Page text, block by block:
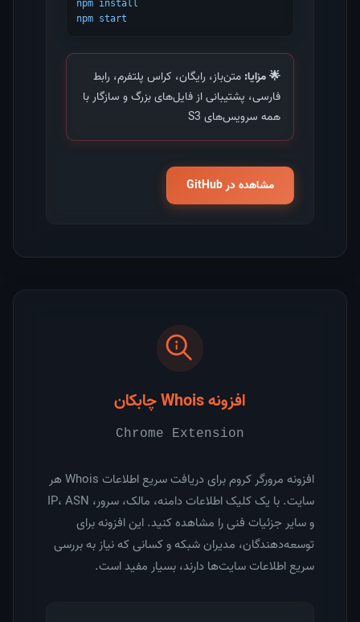
npm install
npm start
🌟 مزایا: متن‌باز، رایگان، کراس پلتفرم، رابط
فارسی، پشتیبانی از فایل‌های بزرگ و سازگار با
همه سرویس‌های S3
مشاهده در GitHub
افزونه Whois چابکان
Chrome Extension
افزونه مرورگر کروم برای دریافت سریع اطلاعات Whois هر
سایت. با یک کلیک اطلاعات دامنه، مالک، سرور، IP، ASN
و سایر جزئیات فنی را مشاهده کنید. این افزونه برای
توسعه‌دهندگان، مدیران شبکه و کسانی که نیاز به بررسی
سریع اطلاعات سایت‌ها دارند، بسیار مفید است.